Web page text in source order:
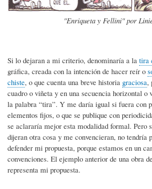
"Enriqueta y Fellini" por
Si lo dejaran a mi criterio, denominaría a la tira
gráfica, creada con la intención de hacer reír o
chiste, o que cuenta una breve historia graciosa,
cuadro o viñeta y en una secuencia horizontal o
la palabra “tira”. Y me daría igual si fuera con
elementos fijos, o que se publique con
se aclararía mejor esta modalidad formal. Pero
dijeran otra cosa y me convencieran, no tendría
defender mi propuesta, porque estamos en un
convenciones. El ejemplo anterior de una obra
representa mi propuesta.